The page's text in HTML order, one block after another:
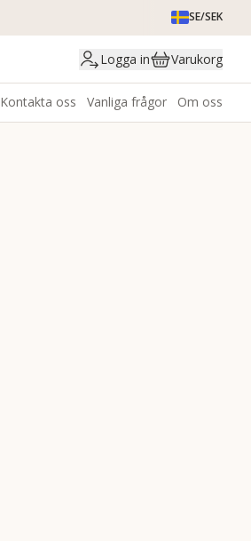
SE/SEK
Logga in Varukorg
Kontakta oss Vanliga frågor Om oss